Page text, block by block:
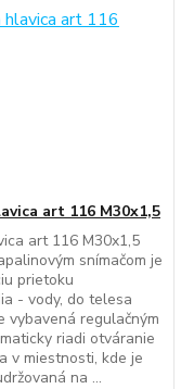
art 116 M30x1,5
art 116 M30x1,5
snímačom je
prietoku
- vody, do telesa
vybavená regulačným
riadi otváranie
v miestnosti, kde je
na ...